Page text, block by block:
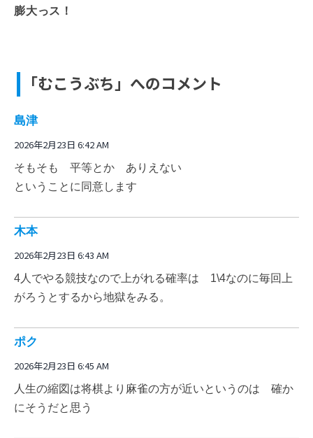
膨大っス！
「むこうぶち」へのコメント
島津
2026年2月23日 6:42 AM
そもそも 平等とか ありえない
ということに同意します
木本
2026年2月23日 6:43 AM
4人でやる競技なので上がれる確率は 1\4なのに毎回上
がろうとするから地獄をみる。
ポク
2026年2月23日 6:45 AM
人生の縮図は将棋より麻雀の方が近いというのは 確か
にそうだと思う